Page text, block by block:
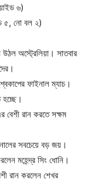
৬)
নো বল ২)
উঠল অস্ট্রেলিয়া। সাতবার
ফাইনাল ম্যাচ।
বেশী রান করতে সক্ষম
সবচেয়ে বড় জয়।
মহেন্দ্র সিং ধোনি।
রান করলেন শেখর